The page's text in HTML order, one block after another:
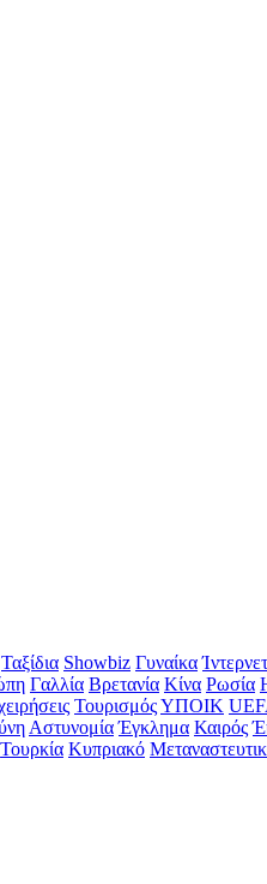
Ταξίδια Showbiz Γυναίκα Ίντερνετ
Γαλλία Βρετανία Κίνα Ρωσία
ΤουρισμόςΥΠΟΙΚ
Αστυνομία Έγκλημα Καιρός
Τουρκία Κυπριακό